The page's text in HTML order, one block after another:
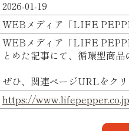
2026-01-19
WEBメディア「LIFE
WEBメディア「LIFE
とめた記事にて、循環型商品
ぜひ、関連ページURLをク
https://